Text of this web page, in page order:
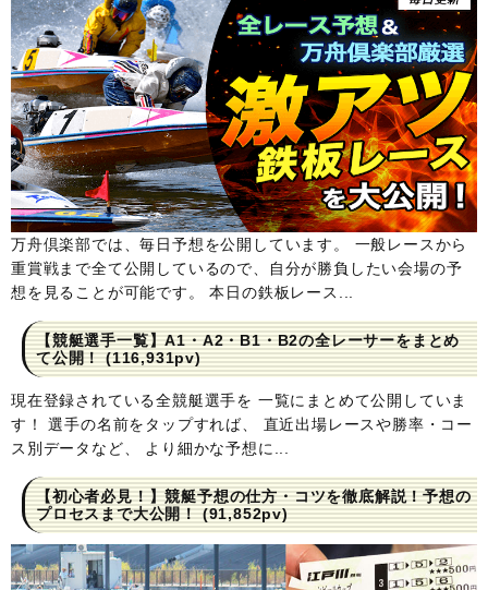
万舟倶楽部では、毎日予想を公開しています。 一般レースから
重賞戦まで全て公開しているので、自分が勝負したい会場の予
想を見ることが可能です。 本日の鉄板レース...
【競艇選手一覧】A1・A2・B1・B2の全レーサーをまとめ
て公開！(116,931pv)
現在登録されている全競艇選手を 一覧にまとめて公開していま
す！ 選手の名前をタップすれば、 直近出場レースや勝率・コー
ス別データなど、 より細かな予想に...
【初心者必見！】競艇予想の仕方・コツを徹底解説！予想の
プロセスまで大公開！(91,852pv)